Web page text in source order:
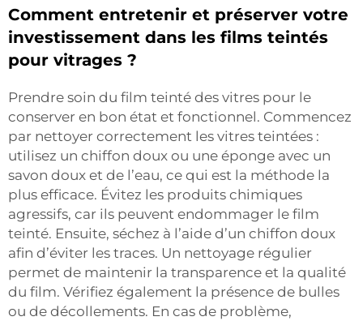
Comment entretenir et préserver votre
investissement dans les films teintés
pour vitrages ?
Prendre soin du film teinté des vitres pour le
conserver en bon état et fonctionnel. Commencez
par nettoyer correctement les vitres teintées :
utilisez un chiffon doux ou une éponge avec un
savon doux et de l’eau, ce qui est la méthode la
plus efficace. Évitez les produits chimiques
agressifs, car ils peuvent endommager le film
teinté. Ensuite, séchez à l’aide d’un chiffon doux
afin d’éviter les traces. Un nettoyage régulier
permet de maintenir la transparence et la qualité
du film. Vérifiez également la présence de bulles
ou de décollements. En cas de problème,